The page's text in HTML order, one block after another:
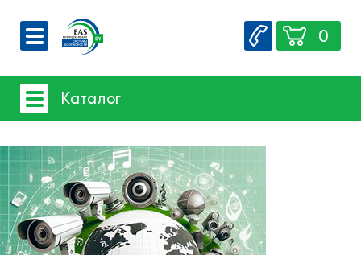
О компании
Вакансии
Контакты
0
Каталог
Системы видеонаблюдения
- iFLOW
- SpaceTechnology
- Dahua
- EZ-IP